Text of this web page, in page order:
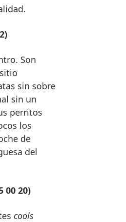
Son
sin sobre
sin un
perritos
los
de
del
00 20)
cools